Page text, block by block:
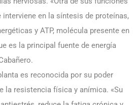
en la síntesis de proteínas,
y ATP, molécula presente en
es la principal fuente de energía
es reconocida por su poder
la resistencia física y anímica. «Su